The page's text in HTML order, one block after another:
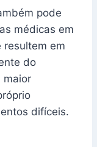
pode
médicas em
resultem em
do
maior
difíceis.